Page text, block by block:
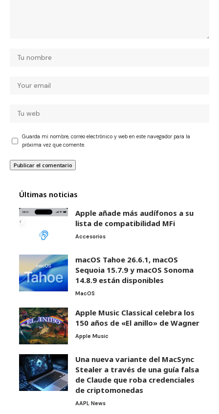
Guarda mi nombre, correo electrónico y web en este navegador para la
próxima vez que comente.
Últimas noticias
Apple añade más audífonos a su
lista de compatibilidad MFi
Accesorios
macOS Tahoe 26.6.1, macOS
Sequoia 15.7.9 y macOS Sonoma
14.8.9 están disponibles
MacOS
Apple Music Classical celebra los
150 años de «El anillo» de Wagner
Apple Music
Una nueva variante del MacSync
Stealer a través de una guía falsa
de Claude que roba credenciales
de criptomonedas
AAPL News